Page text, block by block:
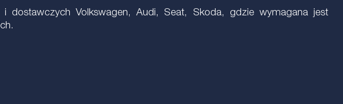
Volkswagen, Audi, Seat, Skoda, gdzie wymagana jest